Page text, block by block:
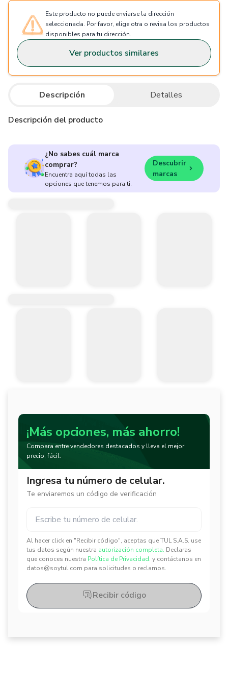
Este producto no puede enviarse la dirección
seleccionada. Por favor, elige otra o revisa los productos
disponibles para tu dirección.
Ver productos similares
Descripción Detalles
Descripción del producto
¿No sabes cuál marca
comprar?
Encuentra aquí todas las
opciones que tenemos para ti.
Descubrir
marcas
¡Más opciones, más ahorro!
Compara entre vendedores destacados y lleva el mejor
precio, fácil.
Ingresa tu número de celular.
Te enviaremos un código de verificación
Al hacer click en "Recibir código", aceptas que TUL S.A.S. use
tus datos según nuestra autorización completa. Declaras
que conoces nuestra Política de Privacidad. y contáctanos en
datos@soytul.com para solicitudes o reclamos.
✕
✕
Recibir código